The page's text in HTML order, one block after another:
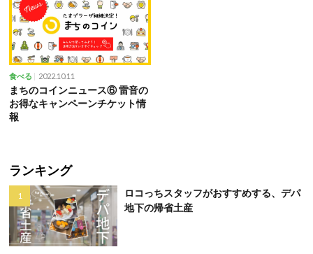
食べる 2022.10.11
まちのコインニュース⑥ 雷音の
お得なキャンペーンチケット情
報
ランキング
ロコっちスタッフがおすすめする、デパ
地下の帰省土産